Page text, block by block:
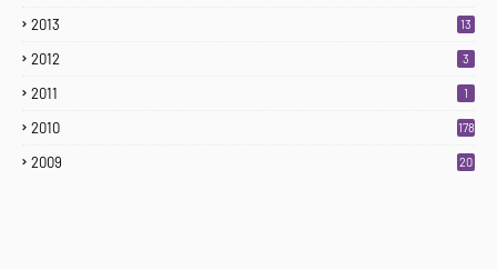
2013 13
2012 3
2011 1
2010 178
2009 20